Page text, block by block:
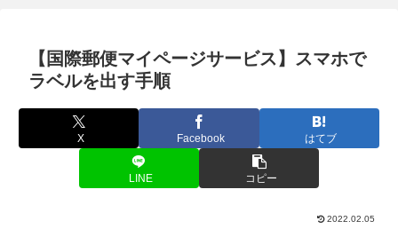
【国際郵便マイページサービス】スマホで
ラベルを出す手順
X Facebook はてブ
LINE コピー
2022.02.05